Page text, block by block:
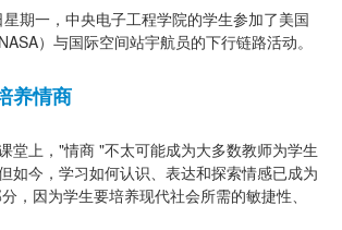
期一，中央电子工程学院的学生参加了美国
）与国际空间站宇航员的下行链路活动。
养情商
堂上，"情商 "不太可能成为大多数教师为学生
如今，学习如何认识、表达和探索情感已成为
，因为学生要培养现代社会所需的敏捷性、